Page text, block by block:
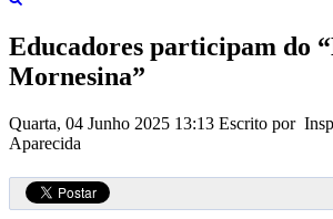
Educadores participam do
Mornesina”
Quarta, 04 Junho 2025 13:13 Escrito por
Aparecida